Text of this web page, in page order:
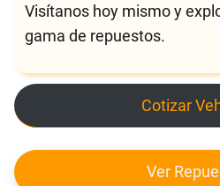
Visítanos hoy mismo y
gama de repuestos.
Cotizar
Ver